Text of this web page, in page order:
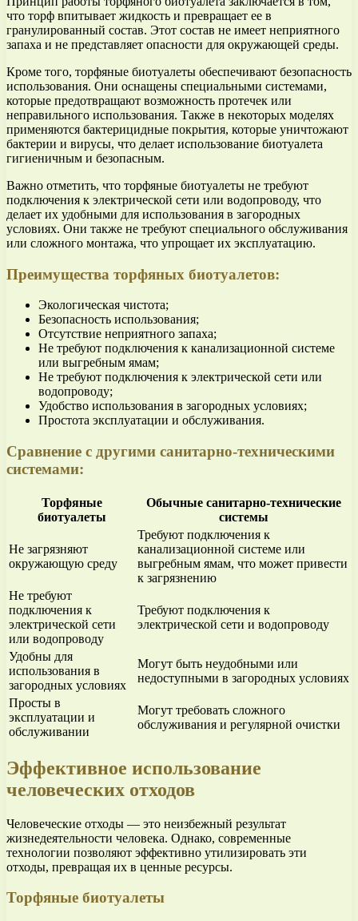
что торф впитывает жидкость и превращает ее в
гранулированный состав. Этот состав не имеет неприятного
запаха и не представляет опасности для окружающей среды.
Кроме того, торфяные биотуалеты обеспечивают безопасность
использования. Они оснащены специальными системами,
которые предотвращают возможность протечек или
неправильного использования. Также в некоторых моделях
применяются бактерицидные покрытия, которые уничтожают
бактерии и вирусы, что делает использование биотуалета
гигиеничным и безопасным.
Важно отметить, что торфяные биотуалеты не требуют
подключения к электрической сети или водопроводу, что
делает их удобными для использования в загородных
условиях. Они также не требуют специального обслуживания
или сложного монтажа, что упрощает их эксплуатацию.
Преимущества торфяных биотуалетов:
Экологическая чистота;
Безопасность использования;
Отсутствие неприятного запаха;
Не требуют подключения к канализационной системе
или выгребным ямам;
Не требуют подключения к электрической сети или
водопроводу;
Удобство использования в загородных условиях;
Простота эксплуатации и обслуживания.
Сравнение с другими санитарно-техническими
системами:
Торфяные
биотуалеты
Обычные санитарно-технические
системы
Не загрязняют
окружающую среду
Требуют подключения к
канализационной системе или
выгребным ямам, что может привести
к загрязнению
Не требуют
подключения к
электрической сети
или водопроводу
Требуют подключения к
электрической сети и водопроводу
Удобны для
использования в
загородных условиях
Могут быть неудобными или
недоступными в загородных условиях
Просты в
эксплуатации и
обслуживании
Могут требовать сложного
обслуживания и регулярной очистки
Эффективное использование
человеческих отходов
Человеческие отходы — это неизбежный результат
жизнедеятельности человека. Однако, современные
технологии позволяют эффективно утилизировать эти
отходы, превращая их в ценные ресурсы.
Торфяные биотуалеты